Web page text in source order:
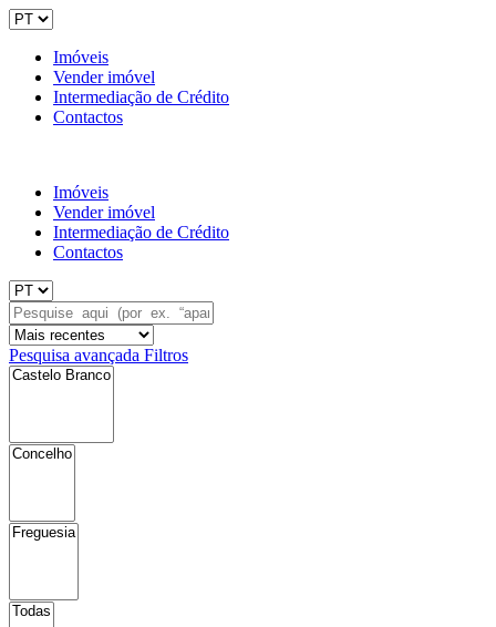
Imóveis
Vender imóvel
Intermediação de Crédito
Contactos
Imóveis
Vender imóvel
Intermediação de Crédito
Contactos
Pesquisa avançada Filtros